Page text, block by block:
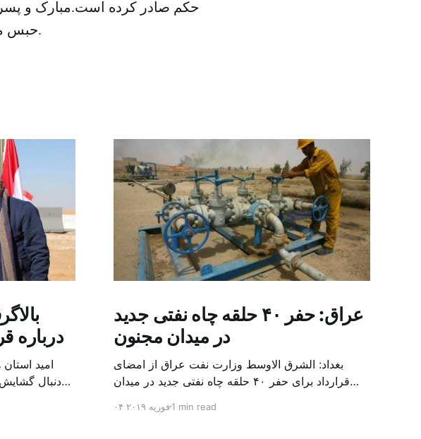
حبس محکوم شدند و پس از ۵ ماه حکم آزادی آنها صادر شد.
درباره
امید
دنبال
طریبیل
عراق: حفر ۴۰ حلقه چاه نفتی جدید
در میدان مجنون
بغداد: الشرق الاوسط وزارت نفت عراق از امضای
قرارداد برای حفر ۴۰ حلقه چاه نفتی جدید در میدان
محمد خضیر مدعامل شرکت حفاری عراق روز یکشنبه
۰۴ فوریه ۲۰۱۹1 min read